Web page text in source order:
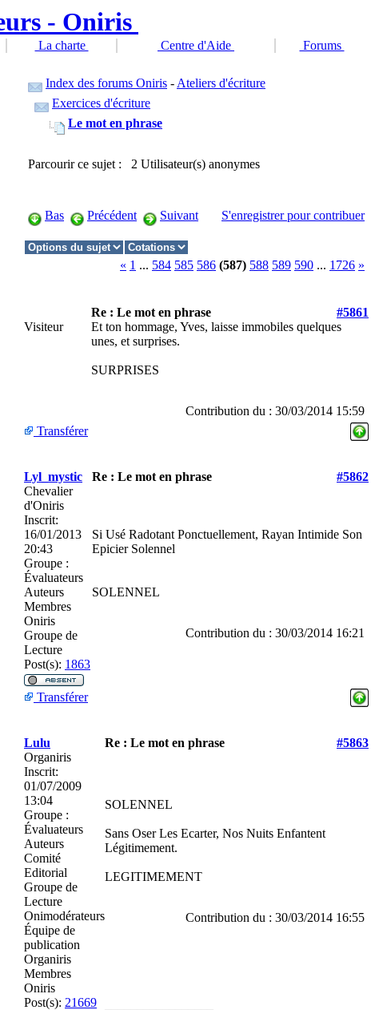
La charte Centre d'Aide
Forums
Index des forums Oniris - Ateliers d'écriture
Exercices d'écriture
Le mot en phrase
Parcourir ce sujet : 2 Utilisateur(s) anonymes
Bas Précédent Suivant S'enregistrer pour contribuer
« 1 ... 584 585 586 (587) 588 589 590 ... 1726 »
Re : Le mot en phrase
#5861
Visiteur
Et ton hommage, Yves, laisse immobiles quelques
unes, et surprises.
SURPRISES
Contribution du : 30/03/2014 15:59
Transférer
Lyl_mystic Re : Le mot en phrase
#5862
Chevalier
d'Oniris
Inscrit:
16/01/2013
20:43
Groupe :
Évaluateurs
Auteurs
Membres
Oniris
Groupe de
Lecture
Post(s): 1863
Si Usé Radotant Ponctuellement, Rayan Intimide Son
Epicier Solennel
SOLENNEL
Contribution du : 30/03/2014 16:21
Transférer
Lulu Re : Le mot en phrase
#5863
Organiris
Inscrit:
01/07/2009
13:04
Groupe :
Évaluateurs
Auteurs
Comité
Editorial
Groupe de
Lecture
Onimodérateurs
Équipe de
publication
Organiris
Membres
Oniris
Post(s): 21669
SOLENNEL
Sans Oser Les Ecarter, Nos Nuits Enfantent
Légitimement.
LEGITIMEMENT
Contribution du : 30/03/2014 16:55